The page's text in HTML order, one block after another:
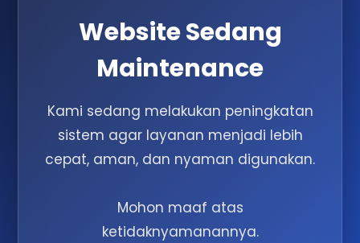
Website Sedang
Maintenance
Kami sedang melakukan peningkatan
sistem agar layanan menjadi lebih
cepat, aman, dan nyaman digunakan.
Mohon maaf atas
ketidaknyamanannya.